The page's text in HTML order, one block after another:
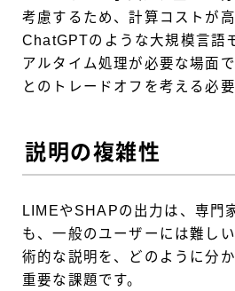
考慮するため、計算コストが
ChatGPTのような大規模言語
アルタイム処理が必要な場面
とのトレードオフを考える必要
説明の複雑性
LIMEやSHAPの出力は、専門
も、一般のユーザーには難し
術的な説明を、どのように分
重要な課題です。